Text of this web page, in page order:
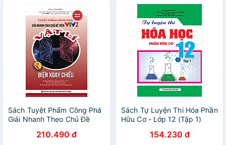
Sách Tuyệt Phẩm Công Phá
Giải Nhanh Theo Chủ Đề
Xoay Chiều210.490 đ
Sách Tự Luyện Thi Hóa Phần
Hữu Cơ - Lớp 12 (Tập 1)
154.230 đ